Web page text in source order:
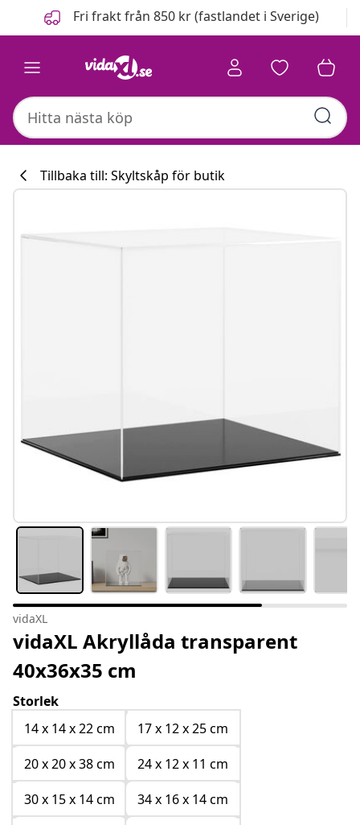
FöregåendeFri frakt från 850 kr (fastlandet i Sverige)
Tillbaka till: Skyltskåp för butik
vidaXL
vidaXL Akryllåda transparent
40x36x35 cm
Storlek
14 x 14 x 22 cm
17 x 12 x 25 cm
20 x 20 x 38 cm
24 x 12 x 11 cm
30 x 15 x 14 cm
34 x 16 x 14 cm